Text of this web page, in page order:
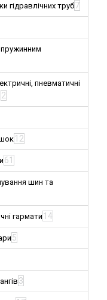
гідравлічних труб7
пневматичні
2
12
61
шин та
гармати 14
5
3